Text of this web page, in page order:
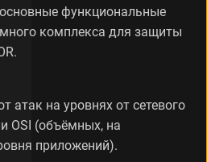
функциональные
комплекса для защиты
атак на уровнях от сетевого
OSI (объёмных, на
приложений).